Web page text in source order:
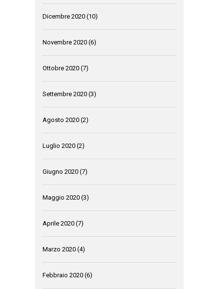
Dicembre 2020 (10)
Novembre 2020 (6)
Ottobre 2020 (7)
Settembre 2020 (3)
Agosto 2020 (2)
Luglio 2020 (2)
Giugno 2020 (7)
Maggio 2020 (3)
Aprile 2020 (7)
Marzo 2020 (4)
Febbraio 2020 (6)